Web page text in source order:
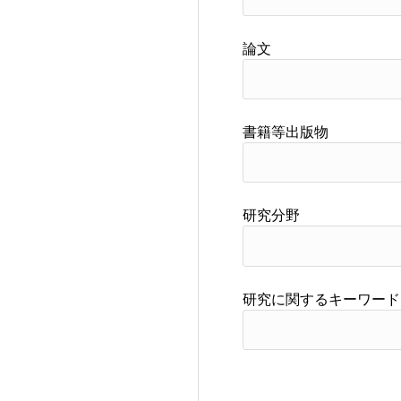
論文
書籍等出版物
研究分野
研究に関するキーワード